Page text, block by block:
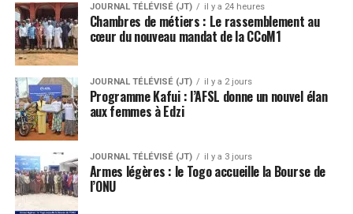
JOURNAL TÉLÉVISÉ (JT) il y a 24 heures
Chambres de métiers : Le rassemblement au
cœur du nouveau mandat de la CCoM1
JOURNAL TÉLÉVISÉ (JT) il y a 2 jours
Programme Kafui : l’AFSL donne un nouvel élan
aux femmes à Edzi
JOURNAL TÉLÉVISÉ (JT) il y a 3 jours
Armes légères : le Togo accueille la Bourse de
l’ONU